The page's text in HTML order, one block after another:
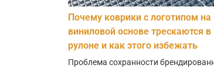
Почему коврики с логотипом на
виниловой основе трескаются в
рулоне и как этого избежать
Проблема сохранности